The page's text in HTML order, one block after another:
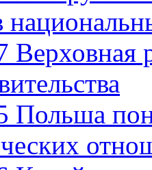
Верховная
Польша